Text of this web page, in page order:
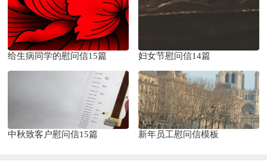
给生病同学的慰问信15篇 妇女节慰问信14篇
中秋致客户慰问信15篇 新年员工慰问信模板